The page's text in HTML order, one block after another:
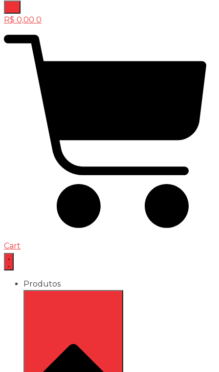
R$ 0,00 0
Cart
Produtos